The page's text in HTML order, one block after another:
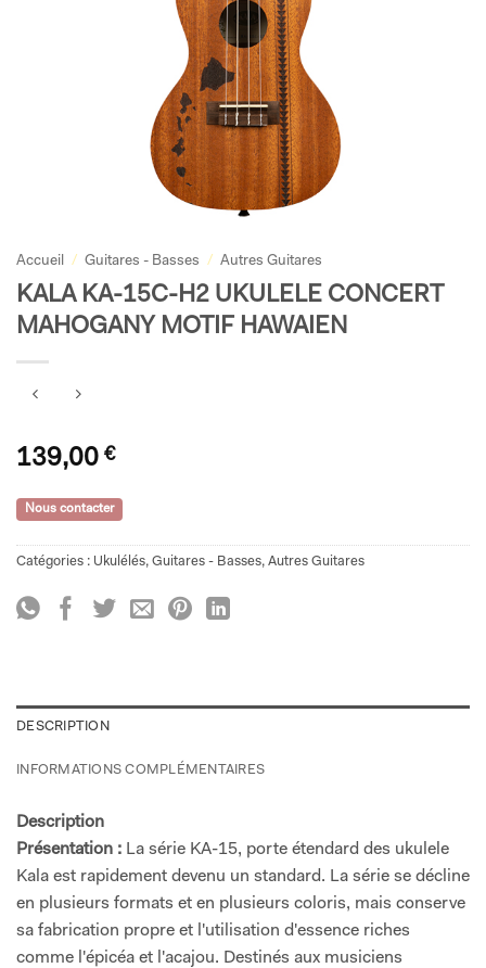
Accueil / Guitares - Basses / Autres Guitares
KALA KA-15C-H2 UKULELE CONCERT
MAHOGANY MOTIF HAWAIEN
139,00 €
Nous contacter
Catégories : Ukulélés, Guitares - Basses, Autres Guitares
DESCRIPTION
INFORMATIONS COMPLÉMENTAIRES
Description
Présentation : La série KA-15, porte étendard des ukulele
Kala est rapidement devenu un standard. La série se décline
en plusieurs formats et en plusieurs coloris, mais conserve
sa fabrication propre et l'utilisation d'essence riches
comme l'épicéa et l'acajou. Destinés aux musiciens